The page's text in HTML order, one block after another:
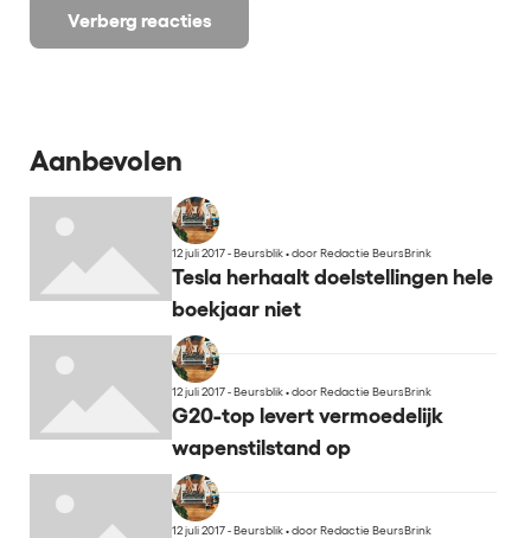
Verberg reacties
Aanbevolen
12 juli 2017 - Beursblik•door Redactie BeursBrink
Tesla herhaalt doelstellingen hele
boekjaar niet
12 juli 2017 - Beursblik•door Redactie BeursBrink
G20-top levert vermoedelijk
wapenstilstand op
12 juli 2017 - Beursblik•door Redactie BeursBrink